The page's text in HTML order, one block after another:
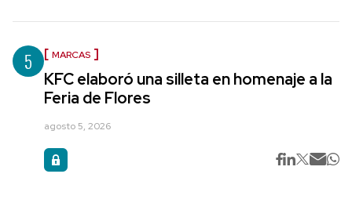
5 MARCAS
KFC elaboró una silleta en homenaje a la
Feria de Flores
agosto 5, 2026